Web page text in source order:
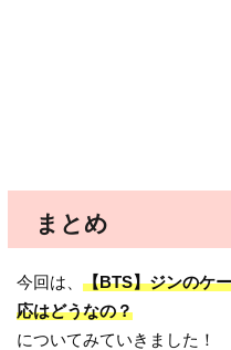
まとめ
今回は、【BTS】ジンのケ
応はどうなの？
についてみていきました！